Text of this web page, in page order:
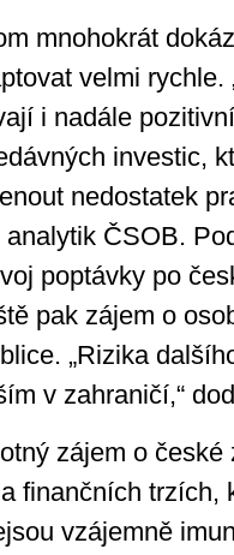
mnohokrát
velmi rychle.
i nadále
investic,
nedostatek
ČSOB.
poptávky po
pak zájem o
„Rizika
v zahraničí,“
zájem o
finančních trzích,
vzájemně